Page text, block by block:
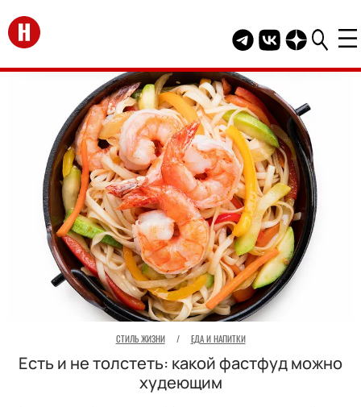
Перейти на главную
Telegram канал
Группа HELLO
Канал
СТИЛЬ ЖИЗНИ / ЕДА И НАПИТКИ
Есть и не толстеть: какой фастфуд можно
худеющим